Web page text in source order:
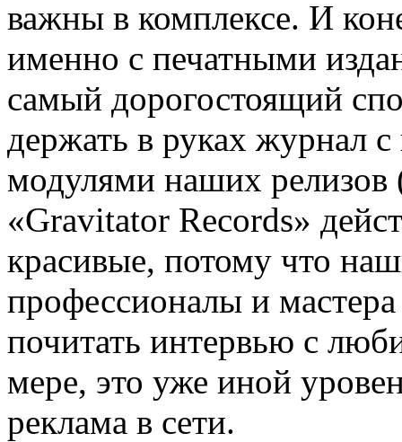
важны в комплексе. И
именно с печатными
самый дорогостоящий
держать в руках журнал
модулями наших релизов
«Gravitator Records»
красивые, потому что
профессионалы и
почитать интервью с
мере, это уже иной
реклама в сети.